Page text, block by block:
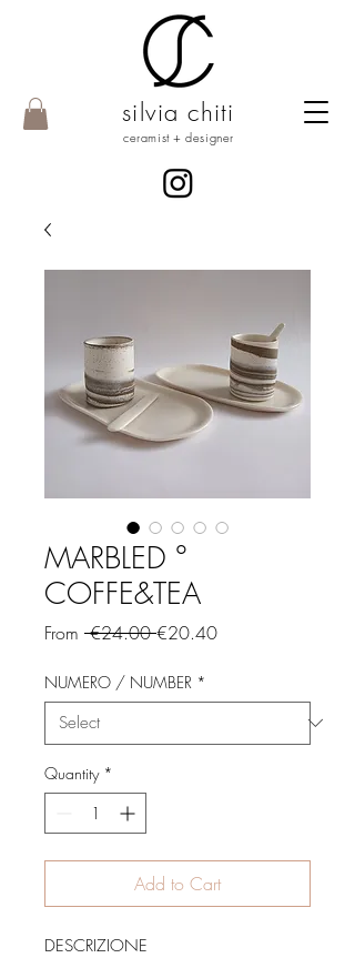
silvia chiti
ceramist + designer
MARBLED °
COFFE&TEA
From €24.00 Regular
€20.40Sale
NUMERO / NUMBER *
Quantity *
Add to Cart
DESCRIZIONE